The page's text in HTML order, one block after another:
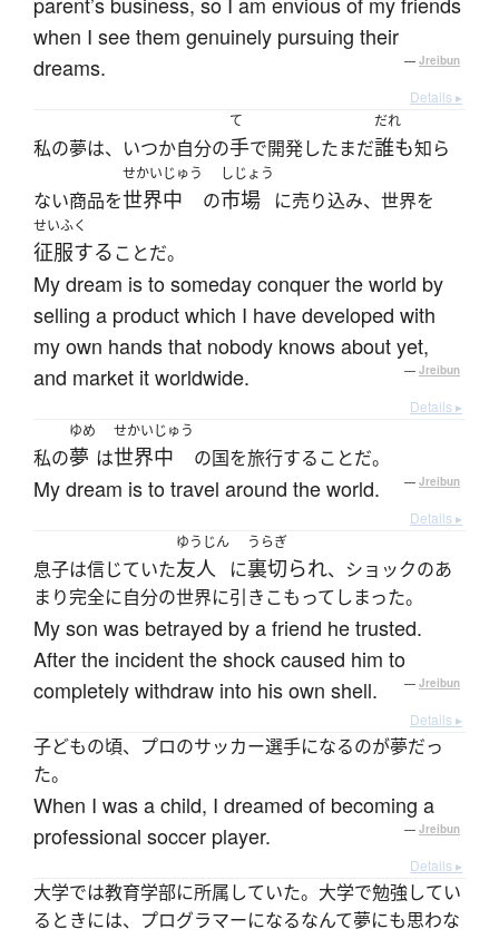
when I see them genuinely pursuing their
dreams.
— Jreibun
Details ▸
私の夢は、いつか自分の
て
手で開発したまだ
だれ
誰も知ら
ない商品を
せかいじゅう
世界中 の
しじょう
市場 に売り込み、世界を
せいふく
征服することだ。
My dream is to someday conquer the world by
selling a product which I have developed with
my own hands that nobody knows about yet,
and market it worldwide.
— Jreibun
Details ▸
私の
ゆめ
夢 は
せかいじゅう
世界中 の国を旅行することだ。
My dream is to travel around the world. — Jreibun
Details ▸
息子は信じていた
ゆうじん
友人 に
うらぎ
裏切られ、ショックのあ
まり完全に自分の世界に引きこもってしまった。
My son was betrayed by a friend he trusted.
After the incident the shock caused him to
completely withdraw into his own shell.
— Jreibun
Details ▸
子どもの頃、プロのサッカー選手になるのが夢だっ
た。
When I was a child, I dreamed of becoming a
professional soccer player.
— Jreibun
Details ▸
大学では教育学部に所属していた。大学で勉強してい
るときには、プログラマーになるなんて夢にも思わな